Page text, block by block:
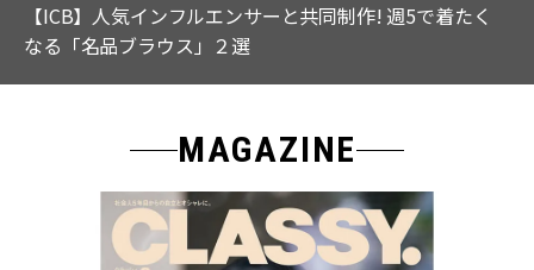
【ICB】人気インフルエンサーと共同制作! 週5で着たく
なる「名品ブラウス」２選
MAGAZINE